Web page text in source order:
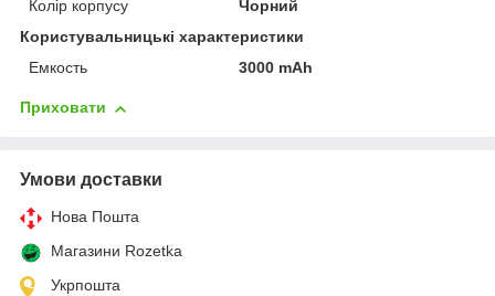
Колір корпусу
Чорний
Користувальницькі характеристики
Емкость
3000 mAh
Приховати
Умови доставки
Нова Пошта
Магазини Rozetka
Укрпошта